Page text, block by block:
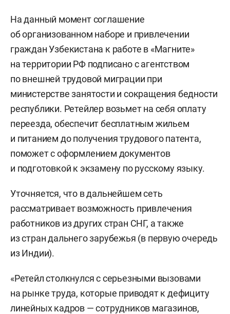
На данный момент соглашение
об организованном наборе и привлечении
граждан Узбекистана к работе в «Магните»
на территории РФ подписано с агентством
по внешней трудовой миграции при
министерстве занятости и сокращения бедности
республики. Ретейлер возьмет на себя оплату
переезда, обеспечит бесплатным жильем
и питанием до получения трудового патента,
поможет с оформлением документов
и подготовкой к экзамену по русскому языку.
Уточняется, что в дальнейшем сеть
рассматривает возможность привлечения
работников из других стран СНГ, а также
из стран дальнего зарубежья (в первую очередь
из Индии).
«Ретейл столкнулся с серьезными вызовами
на рынке труда, которые приводят к дефициту
линейных кадров — сотрудников магазинов,